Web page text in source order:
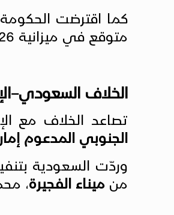
كما اقترضت
متوقع في ميزانية 2026.
الخلاف
تصاعد الخلاف مع
الجنوبي المدعوم
وردّت السعودية
منميناء الفجيرة،